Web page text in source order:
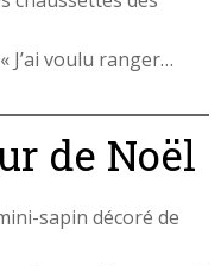
J’ai voulu ranger…
de Noël
sapin décoré de